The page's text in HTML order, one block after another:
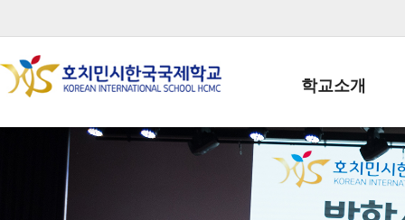
학교소개
학교장인사말
학생회장인사말
학교상징